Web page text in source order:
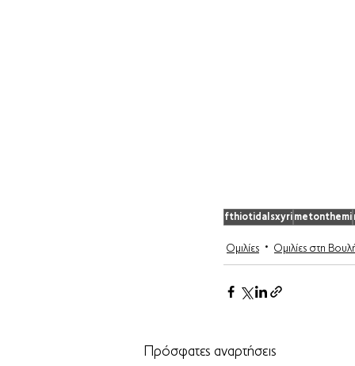
fthiotidaIsxyri metonthemi
Ομιλίες Ομιλίες στη
Πρόσφατες αναρτήσεις